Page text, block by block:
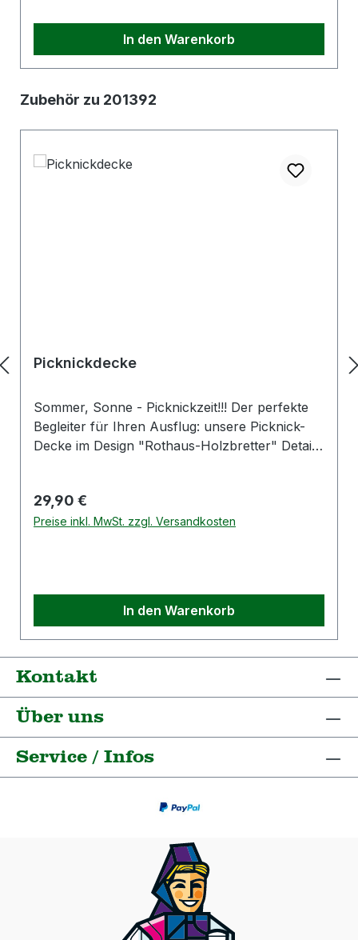
In den Warenkorb
Produktgalerie überspringen
Zubehör zu 201392
Picknickdecke
Sommer, Sonne - Picknickzeit!!! Der perfekte
Begleiter für Ihren Ausflug: unsere Picknick-
Decke im Design "Rothaus-Holzbretter" Details:
270D wasserdichtes Gewebe Maße: 130x170cm
Mit Tragegriff und Klettverschluss zum
Regulärer Preis:
29,90 €
Preise inkl. MwSt. zzgl. Versandkosten
In den Warenkorb
Kontakt
Über uns
Service / Infos